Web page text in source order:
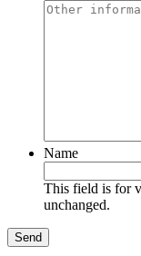
Name
This field is for
unchanged.